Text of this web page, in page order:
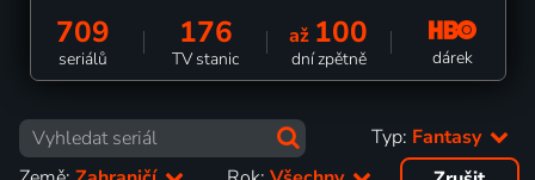
709
seriálů
176
TV stanic
až 100
dní zpětně dárek
Typ: Fantasy